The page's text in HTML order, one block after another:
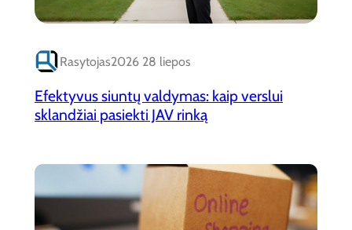
Rasytojas2026 28 liepos
Efektyvus siuntų valdymas: kaip verslui
sklandžiai pasiekti JAV rinką